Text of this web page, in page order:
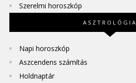
Szerelmi horoszkóp
ASZTROLÓGIA
Napi horoszkóp
Aszcendens számítás
Holdnaptár